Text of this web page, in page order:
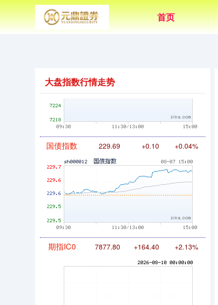
首页
大盘指数行情走势
国债指数 229.69 +0.04%
+164.40 +2.13%